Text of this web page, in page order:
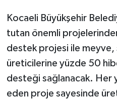
Kocaeli Büyükşehir
tutan önemli
destek projesi ile meyve,
üreticilerine yüzde 50
desteği sağlanacak. Her
eden proje sayesinde